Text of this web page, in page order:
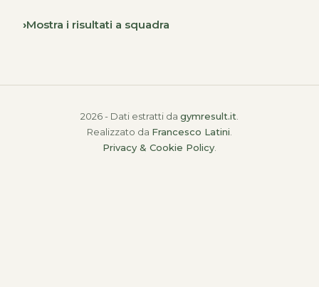
Mostra i risultati a squadra
2026 - Dati estratti da gymresult.it
Realizzato da Francesco Latini
Privacy & Cookie Policy